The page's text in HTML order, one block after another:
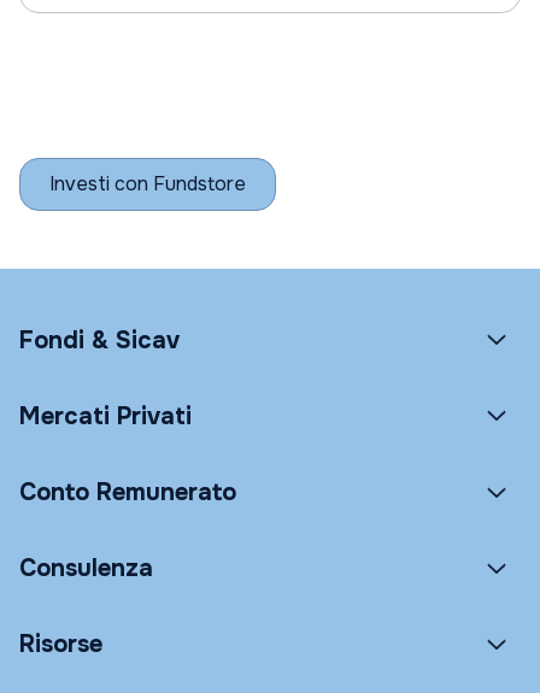
Investi con Fundstore
Fondi & Sicav
Mercati Privati
Conto Remunerato
Consulenza
Risorse